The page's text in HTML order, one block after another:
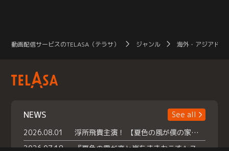
動画配信サービスのTELASA（テラサ） ジャンル 海外・アジアドラ
NEWS
See all
2026.08.01
浮所飛貴主演！ 【夏色の風が僕の家にやってきた】 本日よりテラサで独占配信スタート！
2026.07.18
『夏色の雲が恋と嵐をまきおこす』スペシャルメイキング 【Part1】2026年７月18日（土）23時30分～配信スタート！話題のシーンの裏側を大公開！豪華キャスト大集合！ 『武宮家 真夏の家族会議』開催！